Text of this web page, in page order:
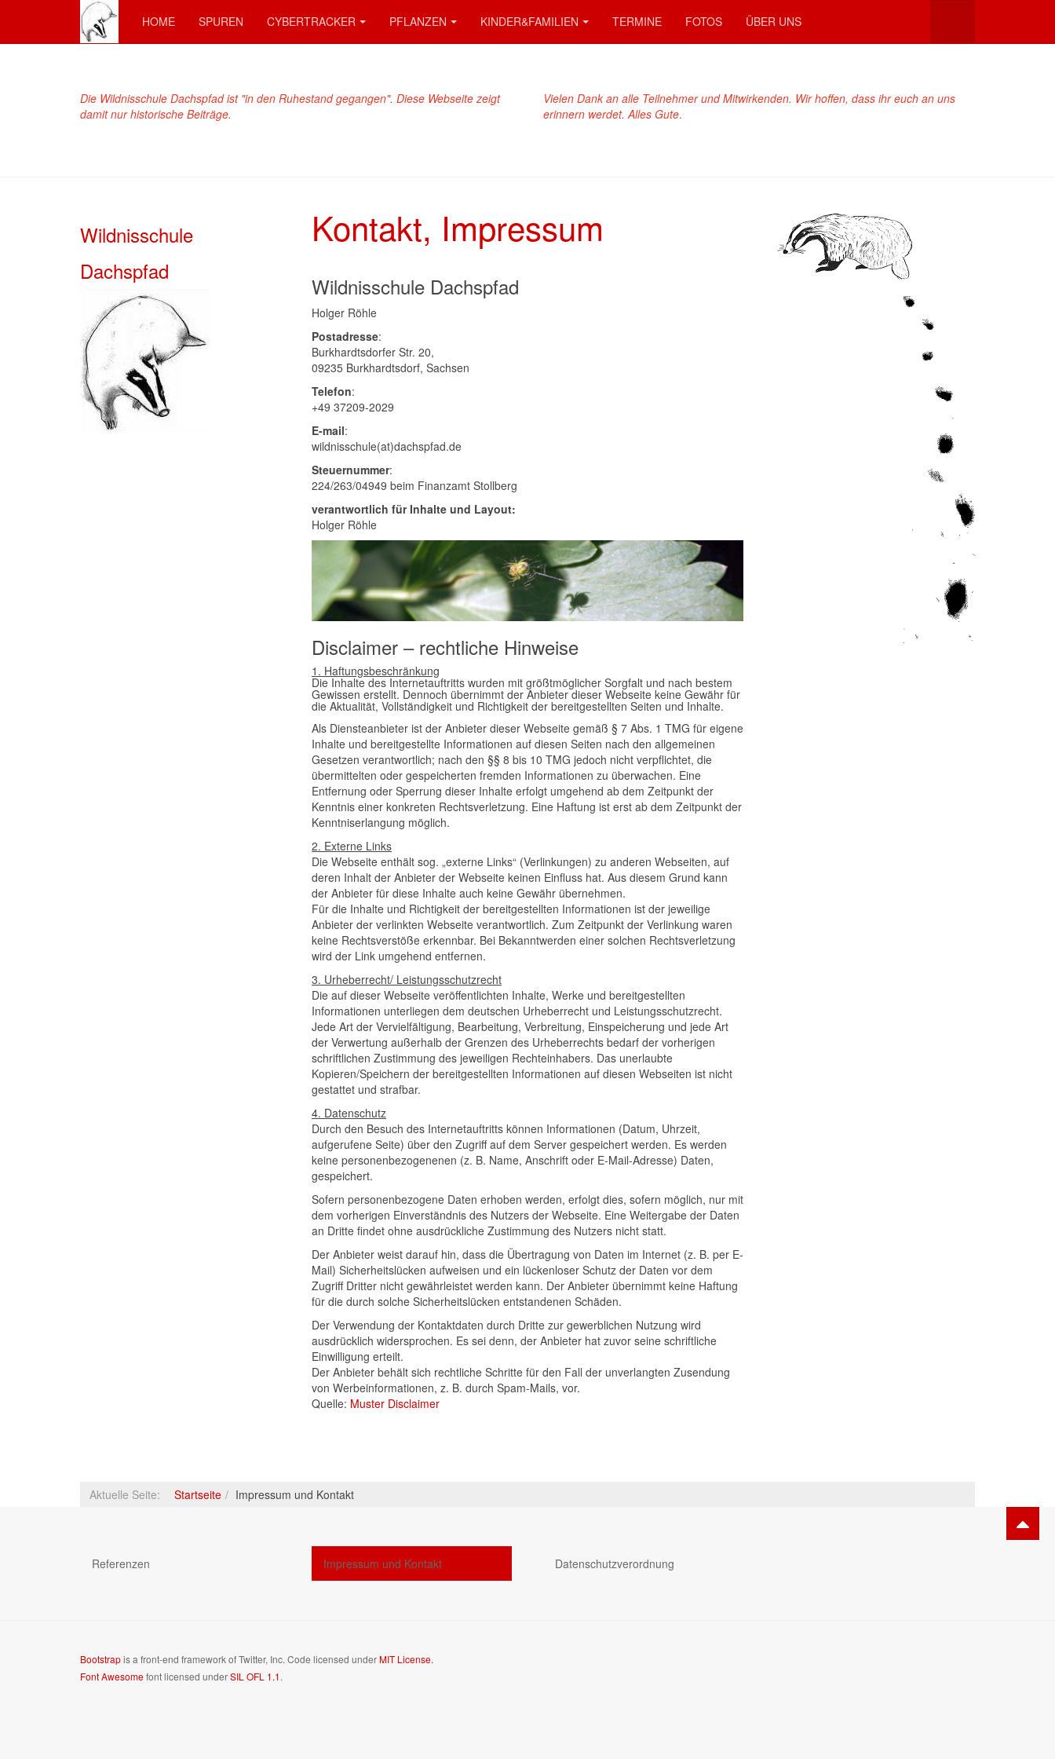
HOME SPUREN CYBERTRACKER PFLANZEN KINDER&FAMILIEN TERMINE FOTOS ÜBER UNS
Die Wildnisschule Dachspfad ist "in den Ruhestand gegangen". Diese Webseite zeigt
damit nur historische Beiträge.
Vielen Dank an alle Teilnehmer und Mitwirkenden. Wir hoffen, dass ihr euch an uns
erinnern werdet. Alles Gute.
Kontakt, Impressum
Wildnisschule Dachspfad
Holger Röhle
Postadresse:
Burkhardtsdorfer Str. 20,
09235 Burkhardtsdorf, Sachsen
Telefon:
+49 37209-2029
E-mail:
wildnisschule(at)dachspfad.de
Steuernummer:
224/263/04949 beim Finanzamt Stollberg
verantwortlich für Inhalte und Layout:
Holger Röhle
Disclaimer – rechtliche Hinweise
1. Haftungsbeschränkung
Die Inhalte des Internetauftritts wurden mit größtmöglicher Sorgfalt und nach bestem
Gewissen erstellt. Dennoch übernimmt der Anbieter dieser Webseite keine Gewähr für
die Aktualität, Vollständigkeit und Richtigkeit der bereitgestellten Seiten und Inhalte.
Als Diensteanbieter ist der Anbieter dieser Webseite gemäß § 7 Abs. 1 TMG für eigene
Inhalte und bereitgestellte Informationen auf diesen Seiten nach den allgemeinen
Gesetzen verantwortlich; nach den §§ 8 bis 10 TMG jedoch nicht verpflichtet, die
übermittelten oder gespeicherten fremden Informationen zu überwachen. Eine
Entfernung oder Sperrung dieser Inhalte erfolgt umgehend ab dem Zeitpunkt der
Kenntnis einer konkreten Rechtsverletzung. Eine Haftung ist erst ab dem Zeitpunkt der
Kenntniserlangung möglich.
2. Externe Links
Die Webseite enthält sog. „externe Links“ (Verlinkungen) zu anderen Webseiten, auf
deren Inhalt der Anbieter der Webseite keinen Einfluss hat. Aus diesem Grund kann
der Anbieter für diese Inhalte auch keine Gewähr übernehmen.
Für die Inhalte und Richtigkeit der bereitgestellten Informationen ist der jeweilige
Anbieter der verlinkten Webseite verantwortlich. Zum Zeitpunkt der Verlinkung waren
keine Rechtsverstöße erkennbar. Bei Bekanntwerden einer solchen Rechtsverletzung
wird der Link umgehend entfernen.
3. Urheberrecht/ Leistungsschutzrecht
Die auf dieser Webseite veröffentlichten Inhalte, Werke und bereitgestellten
Informationen unterliegen dem deutschen Urheberrecht und Leistungsschutzrecht.
Jede Art der Vervielfältigung, Bearbeitung, Verbreitung, Einspeicherung und jede Art
der Verwertung außerhalb der Grenzen des Urheberrechts bedarf der vorherigen
schriftlichen Zustimmung des jeweiligen Rechteinhabers. Das unerlaubte
Kopieren/Speichern der bereitgestellten Informationen auf diesen Webseiten ist nicht
gestattet und strafbar.
4. Datenschutz
Durch den Besuch des Internetauftritts können Informationen (Datum, Uhrzeit,
aufgerufene Seite) über den Zugriff auf dem Server gespeichert werden. Es werden
keine personenbezogenenen (z. B. Name, Anschrift oder E-Mail-Adresse) Daten,
gespeichert.
Sofern personenbezogene Daten erhoben werden, erfolgt dies, sofern möglich, nur mit
dem vorherigen Einverständnis des Nutzers der Webseite. Eine Weitergabe der Daten
an Dritte findet ohne ausdrückliche Zustimmung des Nutzers nicht statt.
Der Anbieter weist darauf hin, dass die Übertragung von Daten im Internet (z. B. per E-
Mail) Sicherheitslücken aufweisen und ein lückenloser Schutz der Daten vor dem
Zugriff Dritter nicht gewährleistet werden kann. Der Anbieter übernimmt keine Haftung
für die durch solche Sicherheitslücken entstandenen Schäden.
Der Verwendung der Kontaktdaten durch Dritte zur gewerblichen Nutzung wird
ausdrücklich widersprochen. Es sei denn, der Anbieter hat zuvor seine schriftliche
Einwilligung erteilt.
Der Anbieter behält sich rechtliche Schritte für den Fall der unverlangten Zusendung
von Werbeinformationen, z. B. durch Spam-Mails, vor.
Quelle: Muster Disclaimer
Wildnisschule
Dachspfad
Aktuelle Seite: Startseite Impressum und Kontakt
Referenzen Impressum und Kontakt Datenschutzverordnung
Bootstrapis a front-end framework of Twitter, Inc. Code licensed underMIT License.
Font Awesomefont licensed underSIL OFL 1.1.